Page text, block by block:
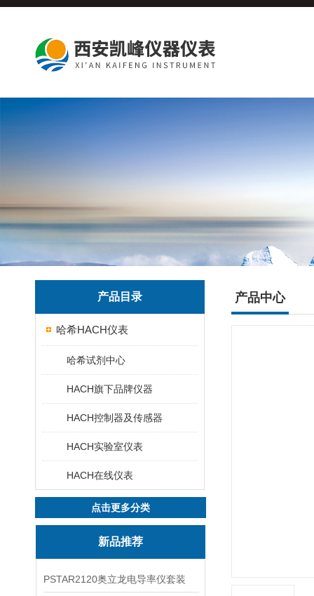
产品目录
哈希HACH仪表
哈希试剂中心
HACH旗下品牌仪器
HACH控制器及传感器
HACH实验室仪表
HACH在线仪表
点击更多分类
新品推荐
PSTAR2120奥立龙电导率仪套装
产品中心